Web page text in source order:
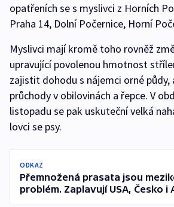
opatřeních se s myslivci z Horních
Praha 14, Dolní Počernice, Horní
Myslivci mají kromě toho rovněž
upravující povolenou hmotnost
zajistit dohodu s nájemci orné půdy,
průchody v obilovinách a řepce. V
listopadu se pak uskuteční velká
lovci se psy.
ODKAZ
Přemnožená prasata jsou
problém. Zaplavují USA, Česko i